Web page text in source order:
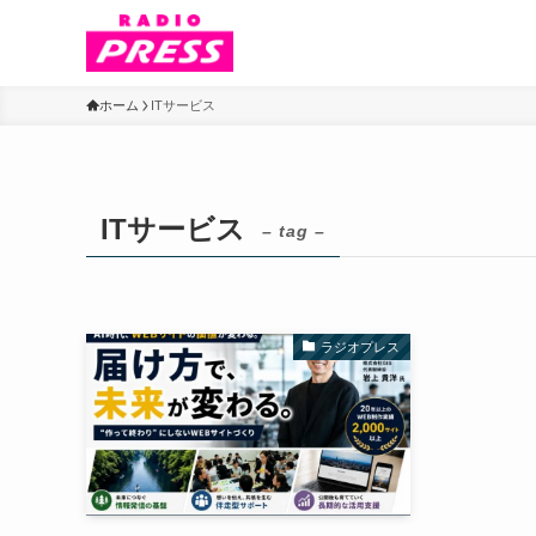
ホーム ITサービス
ITサービス – tag –
ラジオプレス